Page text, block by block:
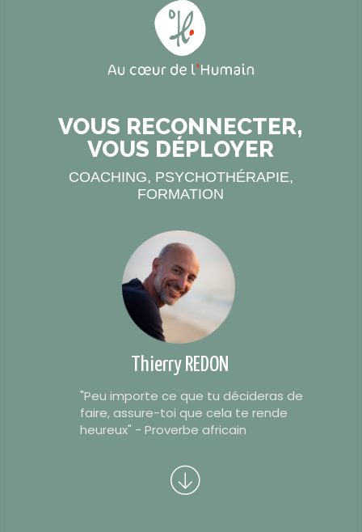
VOUS RECONNECTER,
VOUS DÉPLOYER
COACHING, PSYCHOTHÉRAPIE,
FORMATION
Thierry REDON
"Peu importe ce que tu décideras de
faire, assure-toi que cela te rende
heureux" - Proverbe africain